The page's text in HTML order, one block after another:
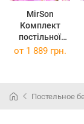
MirSon
Комплект
постільної
білизни King
Бязь
от 1 889 грн.
Постельное